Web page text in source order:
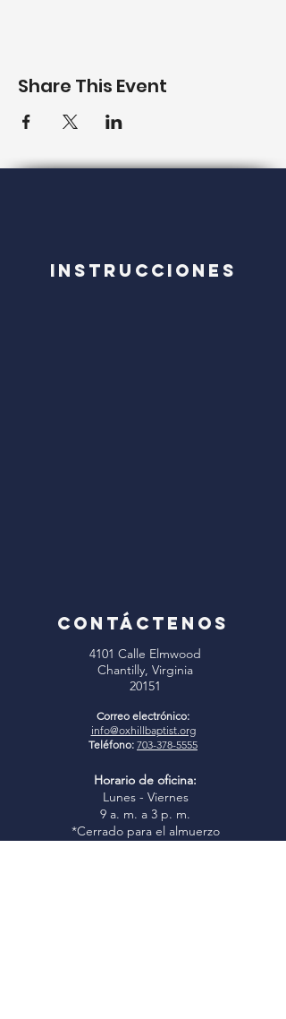
Share This Event
Instrucciones
CONTÁCTENOS
4101 Calle Elmwood
Chantilly, Virginia
20151
Correo electrónico:
info@oxhillbaptist.org
Teléfono: 703-378-5555
Horario de oficina:
Lunes - Viernes
9 a. m. a 3 p. m.
*Cerrado para el almuerzo